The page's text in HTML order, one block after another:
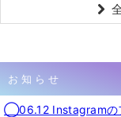
お知らせ
◯06.12 Instagramの